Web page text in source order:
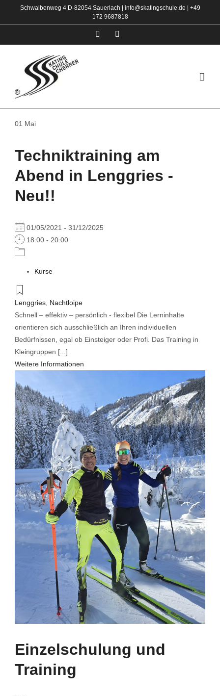
Schwalbenweg 4 D-82054 Sauerlach | info@skatingschule.de
+49
172 9687818
Facebook
01 Mai
Techniktraining am
Abend in Lenggries -
Neu!!
01/05/2021 - 31/12/2025
18:00 - 20:00
Kurse
Lenggries Nachtloipe
Schnell – effektiv – persönlich - flexibel Die Lerninhalte
orientieren sich ausschließlich an Ihren individuellen
Bedürfnissen, egal ob Einsteiger oder Profi. Das Training in
Kleingruppen [...]
Weitere Informationen
Einzelschulung und
Training